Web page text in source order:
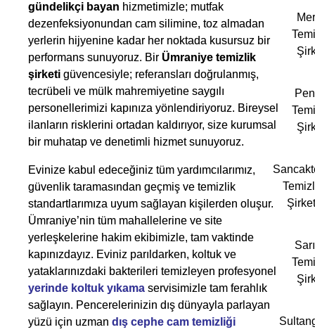
gündelikçi bayan hizmetimizle; mutfak
dezenfeksiyonundan cam silimine, toz almadan
yerlerin hijyenine kadar her noktada kusursuz bir
performans sunuyoruz. Bir Ümraniye temizlik
şirketi güvencesiyle; referansları doğrulanmış,
tecrübeli ve mülk mahremiyetine saygılı
personellerimizi kapınıza yönlendiriyoruz. Bireysel
ilanların risklerini ortadan kaldırıyor, size kurumsal
bir muhatap ve denetimli hizmet sunuyoruz.
Evinize kabul edeceğiniz tüm yardımcılarımız,
güvenlik taramasından geçmiş ve temizlik
standartlarımıza uyum sağlayan kişilerden oluşur.
Ümraniye’nin tüm mahallelerine ve site
yerleşkelerine hakim ekibimizle, tam vaktinde
kapınızdayız. Eviniz parıldarken, koltuk ve
yataklarınızdaki bakterileri temizleyen profesyonel
yerinde koltuk yıkama servisimizle tam ferahlık
sağlayın. Pencerelerinizin dış dünyayla parlayan
yüzü için uzman dış cephe cam temizliği